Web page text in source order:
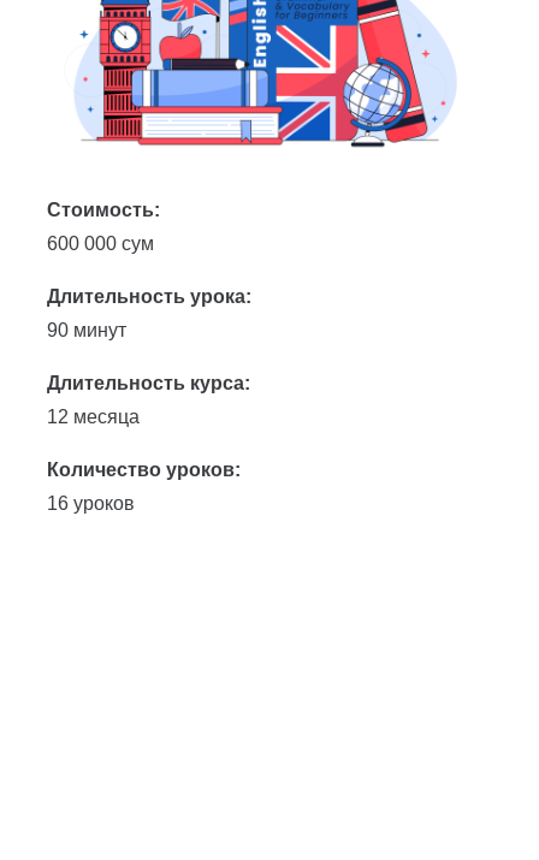
Стоимость:
600 000 сум
Длительность урока:
90 минут
Длительность курса:
12 месяца
Количество уроков:
16 уроков